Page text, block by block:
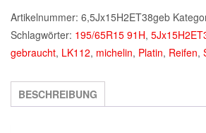
Felge
Platin
6,5Jx15H2ET38
4x
Artikelnummer: 6,5Jx15H2ET38geb
Schlagwörter: 195/65R15 91H,
gebraucht, LK112, michelin, Platin, Reifen,
BESCHREIBUNG